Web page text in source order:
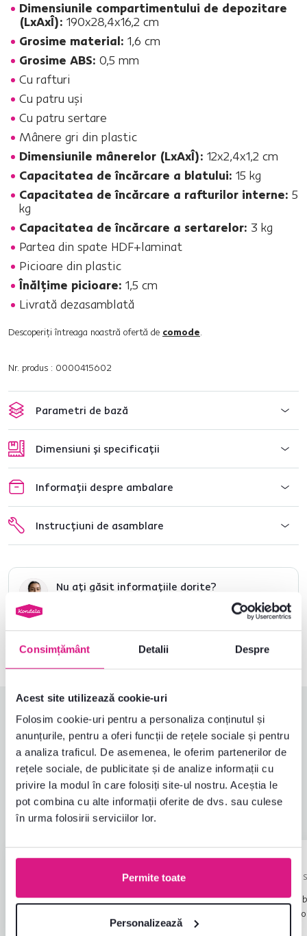
Consimțământ Detalii Despre
Acest site utilizează cookie-uri
Folosim cookie-uri pentru a personaliza conținutul și
anunțurile, pentru a oferi funcții de rețele sociale și pentru
a analiza traficul. De asemenea, le oferim partenerilor de
rețele sociale, de publicitate și de analize informații cu
privire la modul în care folosiți site-ul nostru. Aceștia le
pot combina cu alte informații oferite de dvs. sau culese
în urma folosirii serviciilor lor.
Permite toate
Personalizează
Dimensiunile compartimentului de depozitare
(LxAxÎ): 190x28,4x16,2 cm
Grosime material: 1,6 cm
Grosime ABS: 0,5 mm
Cu rafturi
Cu patru uşi
Cu patru sertare
Mânere gri din plastic
Dimensiunile mânerelor (LxAxÎ): 12x2,4x1,2 cm
Capacitatea de încărcare a blatului: 15 kg
Capacitatea de încărcare a rafturilor interne: 5
kg
Capacitatea de încărcare a sertarelor: 3 kg
Partea din spate HDF+laminat
Picioare din plastic
Înălţime picioare: 1,5 cm
Livrată dezasamblată
Descoperiţi întreaga noastră ofertă de comode.
Nr. produs : 0000415602
Parametri de bază
Dimensiuni și specificații
Informații despre ambalare
Instrucțiuni de asamblare
Nu ați găsit informațiile dorite?
0040 359 228 037 Deschideți chat-ul
Evaluări produs
4,5
53recenzii
Ușurința asamblării
3,8
Calitatea produsului
4,5
Îndeplinește așteptările
4,8
Ambalarea produsului
Raport calitate-preț
Valentina I.
20.6.2026, Şoldanu,
stele
Ne a luat ceva timp, deoarece punguțe
cu șuruburi nu sunt puse in punguțe
Jaroslav H.
7.1.2026, Šahy,
Totul a ajuns în stare
așteptările și este de